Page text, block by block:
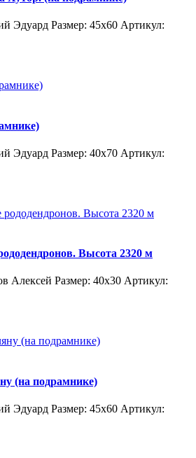
Эдуард Размер: 45x60 Артикул:
Эдуард Размер: 40x70 Артикул:
Высота 2320 м
Алексей Размер: 40x30 Артикул:
(на подрамнике)
Эдуард Размер: 45x60 Артикул: